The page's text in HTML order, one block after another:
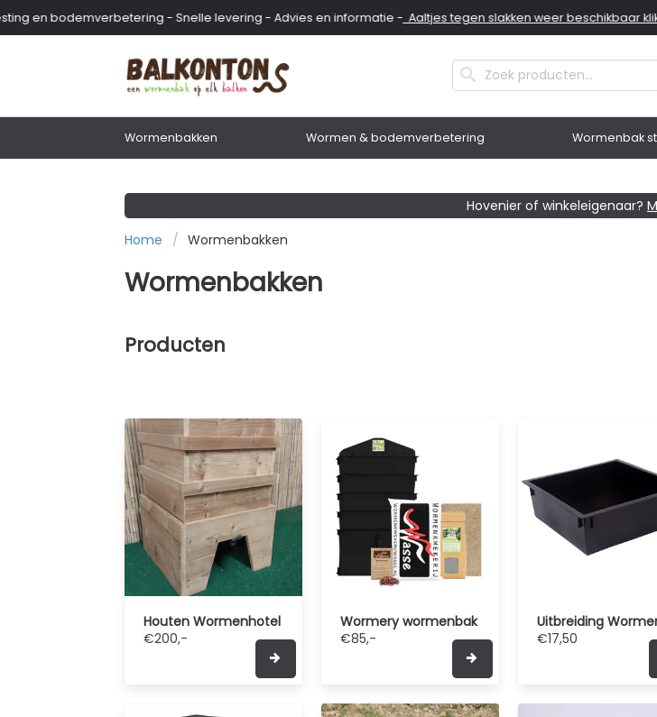
en bodemverbetering - Snelle levering - Advies en informatie -Aaltjes tegen slakken weer beschikbaar klik
Wormenbakken Wormen & bodemverbetering Wormenbak
Hovenier of winkeleigenaar?
Home
Wormenbakken
Wormenbakken
Producten
Houten Wormenhotel
€200,-
Wormery wormenbak
€85,-
Uitbreiding
€17,50